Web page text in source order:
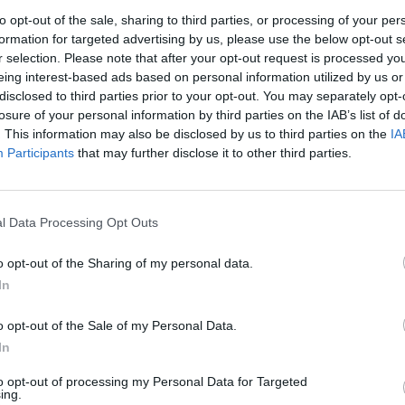
opt-out of the sale, sharing to third parties, or processing of your
for targeted advertising by us, please use the below opt-out
selection. Please note that after your opt-out request is processed
interest-based ads based on personal information utilized by us
to third parties prior to your opt-out. You may separately
of your personal information by third parties on the IAB’s list of
This information may also be disclosed by us to third parties on the
Participants that may further disclose it to other third parties.
Data Processing Opt Outs
opt-out of the Sharing of my personal data.
opt-out of the Sale of my Personal Data.
opt-out of processing my Personal Data for Targeted
G V N P F S V N P F S V N P F S
9 3 3 0 0 7 3 1 0 0 3 1 2 0 0 4 2
7 3 2 1 0 6 1 1 0 0 1 0 1 1 0 5 1
3 2 1 0 5 1 2 0 0 4 0 0 1 0 1 1
7 3 2 1 0 2 0 1 0 0 1 0 1 1 0 1 0
6
5 3 1 2 0 5 3 1 1 0 3
1 0 0